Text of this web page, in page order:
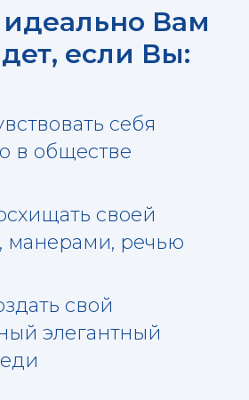
Вам
если Вы:
себя
в обществе
своей
манерами, речью
свой
элегантный